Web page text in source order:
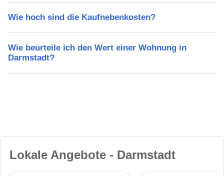
Wie hoch sind die Kaufnebenkosten?
Wie beurteile ich den Wert einer Wohnung in
Darmstadt?
Lokale Angebote - Darmstadt